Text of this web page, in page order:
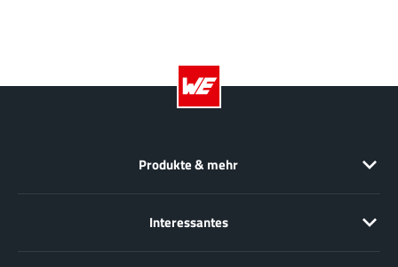
Produkte & mehr
Interessantes